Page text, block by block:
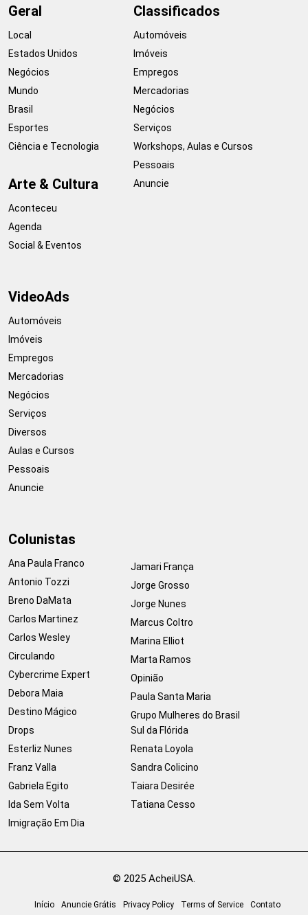
Geral
Local
Estados Unidos
Negócios
Mundo
Brasil
Esportes
Ciência e Tecnologia
Arte & Cultura
Aconteceu
Agenda
Social & Eventos
Classificados
Automóveis
Imóveis
Empregos
Mercadorias
Negócios
Serviços
Workshops, Aulas e Cursos
Pessoais
Anuncie
VideoAds
Automóveis
Imóveis
Empregos
Mercadorias
Negócios
Serviços
Diversos
Aulas e Cursos
Pessoais
Anuncie
Colunistas
Ana Paula Franco
Antonio Tozzi
Breno DaMata
Carlos Martinez
Carlos Wesley
Circulando
Cybercrime Expert
Debora Maia
Destino Mágico
Drops
Esterliz Nunes
Franz Valla
Gabriela Egito
Ida Sem Volta
Imigração Em Dia
Jamari França
Jorge Grosso
Jorge Nunes
Marcus Coltro
Marina Elliot
Marta Ramos
Opinião
Paula Santa Maria
Grupo Mulheres do Brasil
Sul da Flórida
Renata Loyola
Sandra Colicino
Taiara Desirée
Tatiana Cesso
© 2025 AcheiUSA.
Início Anuncie Grátis Privacy Policy Terms of Service Contato